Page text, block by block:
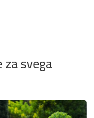
za svega